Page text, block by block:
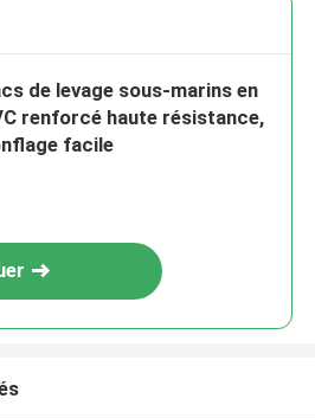
de levage sous-marins en
renforcé haute résistance,
facile